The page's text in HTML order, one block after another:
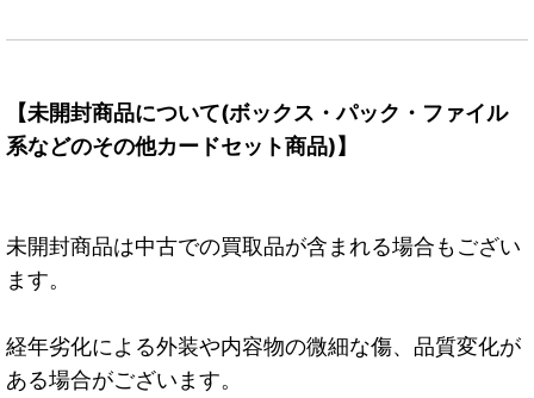
【未開封商品について(ボックス・パック・ファイル
系などのその他カードセット商品)】
未開封商品は中古での買取品が含まれる場合もござい
ます。
経年劣化による外装や内容物の微細な傷、品質変化が
ある場合がございます。